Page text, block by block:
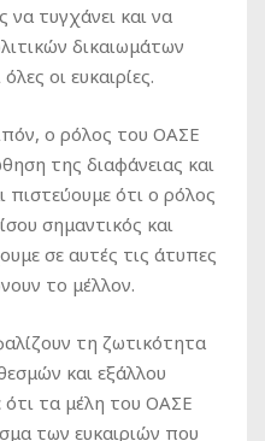
να τυγχάνει και να
δικαιωμάτων
οι ευκαιρίες.
ο ρόλος του ΟΑΣΕ
της διαφάνειας και
πιστεύουμε ότι ο ρόλος
σημαντικός και
σε αυτές τις άτυπες
το μέλλον.
τη ζωτικότητα
και εξάλλου
ότι τα μέλη του ΟΑΣΕ
των ευκαιριών που